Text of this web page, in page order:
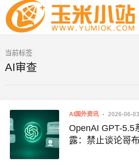
当前标签
AI审查
AI国外资讯 2026-06-03
OpenAI GPT-5.5
露：禁止谈论哥